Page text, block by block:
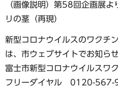
（画像説明）第58回企画展
リの茎（再現）
新型コロナウイルスのワクチ
は、市ウェブサイトでお知ら
富士市新型コロナウイルスワ
フリーダイヤル 0120-567-